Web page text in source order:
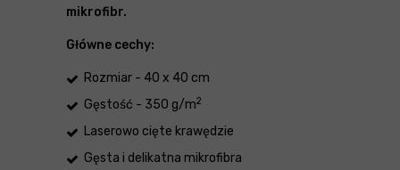
mikrofibr.
Główne cechy:
Rozmiar - 40 x 40 cm
Gęstość - 350 g/m2
Laserowo cięte krawędzie
Gęsta i delikatna mikrofibra